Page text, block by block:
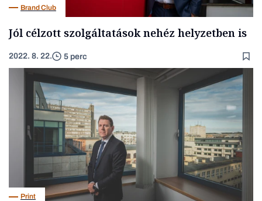
Brand Club
Jól célzott szolgáltatások nehéz helyzetben is
2022. 8. 22. 5 perc
Print